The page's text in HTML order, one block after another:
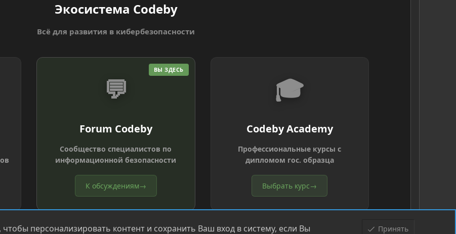
Экосистема Codeby
Всё для развития в кибербезопасности
ВЫ ЗДЕСЬ
💬
Forum Codeby
Сообщество специалистов по
информационной безопасности
К обсуждениям→
🎓
Codeby Academy
Профессиональные курсы с
дипломом гос. образца
Выбрать курс→
персонализировать контент и сохранить Ваш вход в систему, если Вы
Принять